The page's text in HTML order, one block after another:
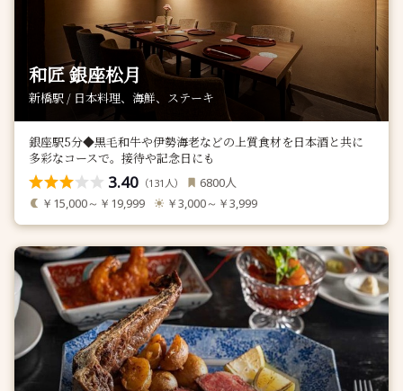
和匠 銀座松月
新橋駅 / 日本料理、海鮮、ステーキ
銀座駅5分◆黒毛和牛や伊勢海老などの上質食材を日本酒と共に
多彩なコースで。接待や記念日にも
3.40 （131 人） 6800人
￥15,000～￥19,999 ￥3,000～￥3,999